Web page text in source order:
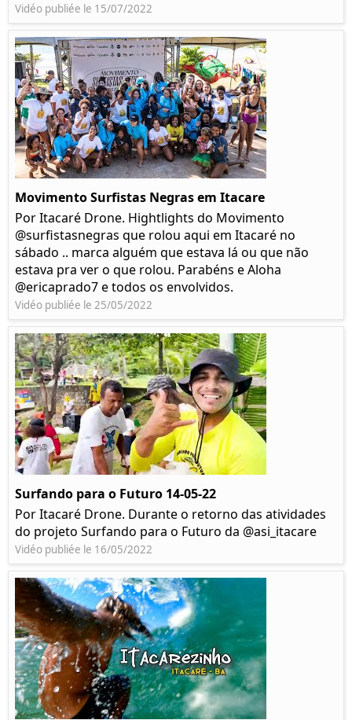
Vidéo publiée le 15/07/2022
Movimento Surfistas Negras em Itacare
Por Itacaré Drone. Hightlights do Movimento
@surfistasnegras que rolou aqui em Itacaré no
sábado .. marca alguém que estava lá ou que não
estava pra ver o que rolou. Parabéns e Aloha
@ericaprado7 e todos os envolvidos.
Vidéo publiée le 25/05/2022
Surfando para o Futuro 14-05-22
Por Itacaré Drone. Durante o retorno das atividades
do projeto Surfando para o Futuro da @asi_itacare
Vidéo publiée le 16/05/2022